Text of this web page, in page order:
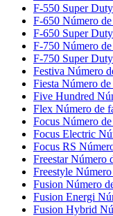
F-550 Super Duty
F-650 Número
F-650 Super Duty
F-750 Número
F-750 Super Duty
Festiva Número
Fiesta Número de
Five Hundred
Flex Número de
Focus Número
Focus Electric
Focus RS
Freestar Número
Freestyle
Fusion Número
Fusion Energi
Fusion Hybrid